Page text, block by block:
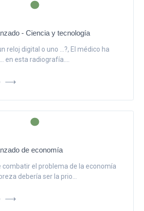
- Ciencia y tecnología
reloj digital o uno ...?, El médico ha
en esta radiografía....
de economía
combatir el problema de la economía
debería ser la prio...